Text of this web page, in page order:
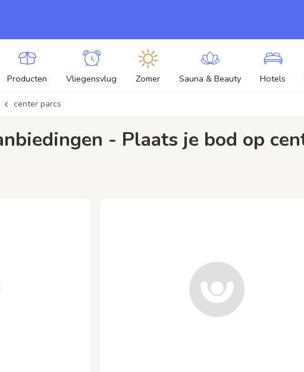
Producten Vliegensvlug Zomer Sauna & Beauty Hotels
center parcs